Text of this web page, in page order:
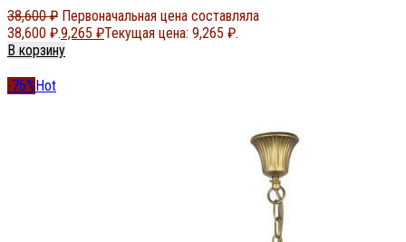
38,600₽ Первоначальная цена составляла
38,600 ₽.9,265 ₽Текущая цена: 9,265 ₽.
В корзину
-76%Hot